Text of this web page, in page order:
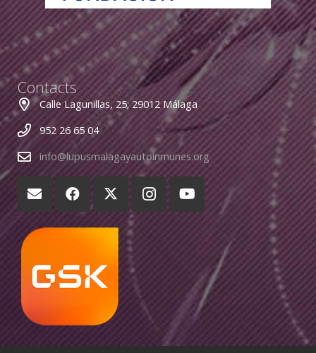
Contacts
Calle Lagunillas, 25; 29012 Málaga
952 26 65 04
info@lupusmalagayautoinmunes.org